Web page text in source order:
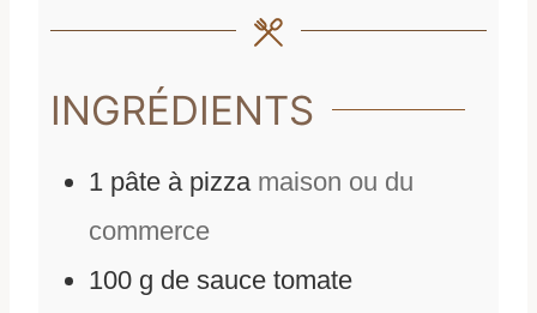
s
INGRÉDIENTS
1 pâte à pizza maison ou du
commerce
100 g de sauce tomate